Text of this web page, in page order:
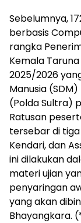
Sebelumnya,
berbasis
rangka
Kemala
2025/2026
Manusia
(Polda Sultra)
Ratusan
tersebar di tiga
Kendari, dan
ini dilakukan
materi ujian
penyaringan
yang akan
Bhayangkara.